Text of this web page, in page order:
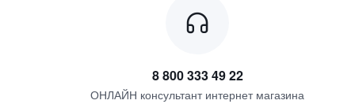
8 800 333 49 22
ОНЛАЙН консультант интернет магазина